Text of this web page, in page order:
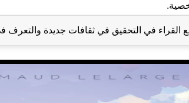
القراء في التحقيق في ثقافات جديدة والتعرف